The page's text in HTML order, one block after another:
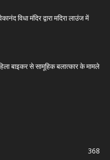
विधा मंदिर द्वारा मदिरा लाउंज में
बाइकर से सामूहिक बलात्कार के मामले
368